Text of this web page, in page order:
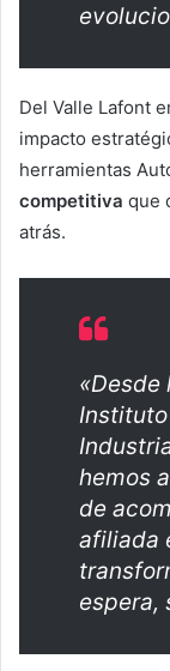
Del Valle Lafont
impacto
herramientas
competitiva que
atrás.
«Desde
hemos
de
afiliada
espera,